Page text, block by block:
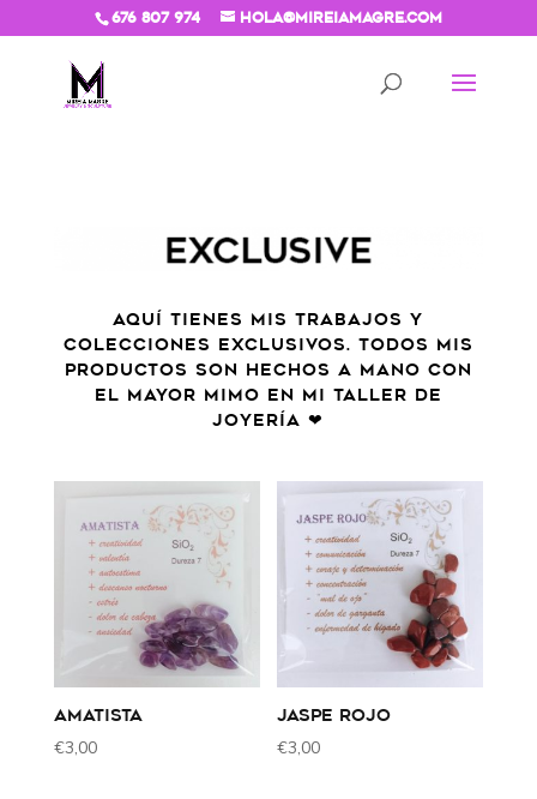
676 807 974 hola@mireiamagre.com
AQUÍ TIENES MIS TRABAJOS Y
COLECCIONES EXCLUSIVOS. TODOS MIS
PRODUCTOS SON HECHOS A MANO CON
EL MAYOR MIMO EN MI TALLER DE
JOYERÍA ❤
AMATISTA
€3,00
JASPE ROJO
€3,00